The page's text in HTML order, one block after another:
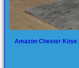
Amazon Chester Köşe